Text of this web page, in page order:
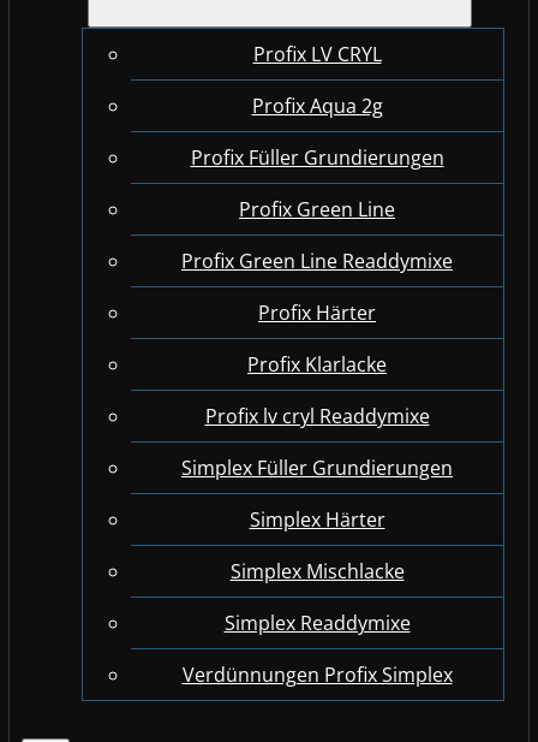
Profix LV CRYL
Profix Aqua 2g
Profix Füller Grundierungen
Profix Green Line
Profix Green Line Readdymixe
Profix Härter
Profix Klarlacke
Profix lv cryl Readdymixe
Simplex Füller Grundierungen
Simplex Härter
Simplex Mischlacke
Simplex Readdymixe
Verdünnungen Profix Simplex